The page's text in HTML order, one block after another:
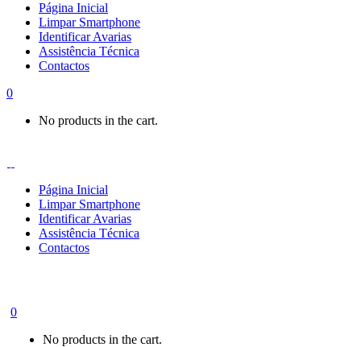
Página Inicial
Limpar Smartphone
Identificar Avarias
Assistência Técnica
Contactos
0
No products in the cart.
Página Inicial
Limpar Smartphone
Identificar Avarias
Assistência Técnica
Contactos
0
No products in the cart.